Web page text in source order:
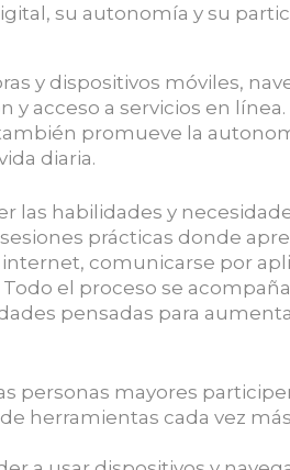
su autonomía y su
y dispositivos móviles,
acceso a servicios en
promueve la
diaria.
las habilidades y
prácticas donde
comunicarse por
el proceso se
pensadas para
personas mayores
herramientas cada vez